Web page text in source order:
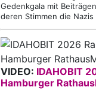
Gedenkgala mit
deren Stimmen die Nazis
VIDEO: IDAHOBIT
Hamburger